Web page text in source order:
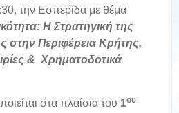
την Εσπερίδα με θέμα
Η Στρατηγική της
στην Περιφέρεια Κρήτης,
& Χρηματοδοτικά
στα πλαίσια του 1ου